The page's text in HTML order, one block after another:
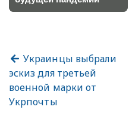
Украинцы выбрали
эскиз для третьей
военной марки от
Укрпочты